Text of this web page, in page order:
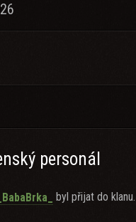
personál
_BabaBrka_ byl přijat do klanu.